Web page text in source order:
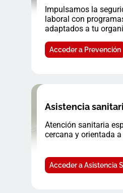
Impulsamos la
laboral con
adaptados a tu
Acceder a Prevención
Asistencia
Atención sanitaria
cercana y orientada
Acceder a Asistencia